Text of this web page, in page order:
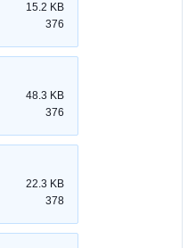
15.2 KB
376
48.3 KB
376
22.3 KB
378